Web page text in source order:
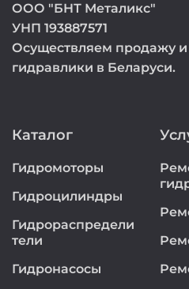
ООО "БНТ Металикс"
УНП 193887571
Осуществляем продажу и
гидравлики в Беларуси.
Каталог
Гидромоторы
Гидроцилиндры
Гидрораспредели
тели
Гидронасосы